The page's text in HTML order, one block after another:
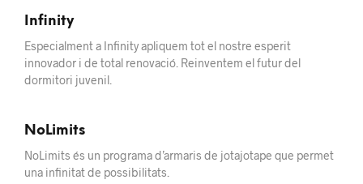
Infinity
Especialment a Infinity apliquem tot el nostre esperit
innovador i de total renovació. Reinventem el futur del
dormitori juvenil.
NoLimits
NoLimits és un programa d’armaris de jotajotape que permet
una infinitat de possibilitats.